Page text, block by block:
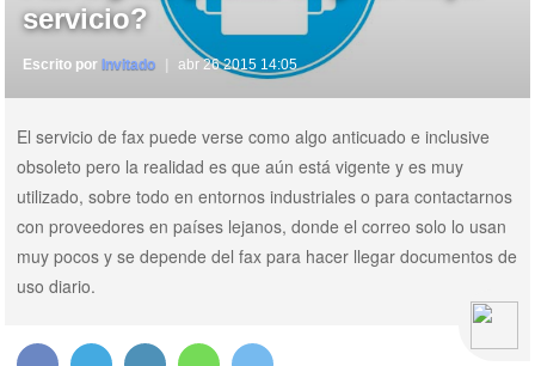
servicio?
Escrito por Invitado abr 26 2015 14:05
El servicio de fax puede verse como algo anticuado e inclusive
obsoleto pero la realidad es que aún está vigente y es muy
utilizado, sobre todo en entornos industriales o para contactarnos
con proveedores en países lejanos, donde el correo solo lo usan
muy pocos y se depende del fax para hacer llegar documentos de
uso diario.